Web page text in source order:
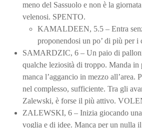
meno del Sassuolo e non è la
velenosi. SPENTO.
KAMALDEEN, 5.5 – Entra
proponendosi un po’ di più per i
SAMARDZIC, 6 – Un paio di
qualche leziosità di troppo. Manda
manca l’aggancio in mezzo all’area.
nel complesso, sufficiente. Tra gli
Zalewski, è forse il più attivo.
ZALEWSKI, 6 – Inizia giocando
voglia e di idee. Manca per un nulla